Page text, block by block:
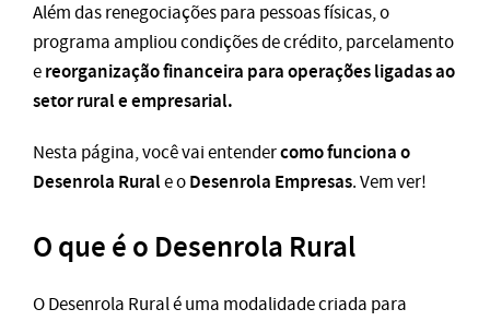
Além das renegociações para pessoas físicas, o
programa ampliou condições de crédito, parcelamento
ereorganização financeira para operações ligadas ao
setor rural e empresarial.
Nesta página, você vai entendercomo funciona o
Desenrola Rurale oDesenrola Empresas. Vem ver!
O que é o Desenrola Rural
O Desenrola Rural é uma modalidade criada para